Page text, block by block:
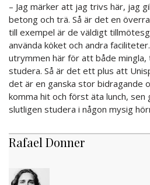
– Jag märker att jag trivs här, jag
betong och trä. Så är det en
till exempel är de väldigt
använda köket och andra
utrymmen här för att både mingla,
studera. Så är det ett plus att
det är en ganska stor bidragande
komma hit och först äta lunch, sen
slutligen studera i någon mysig
Rafael Donner